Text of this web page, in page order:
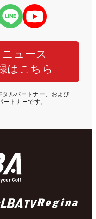
ュース
はこちら
ルパートナー、および
ートナーです。